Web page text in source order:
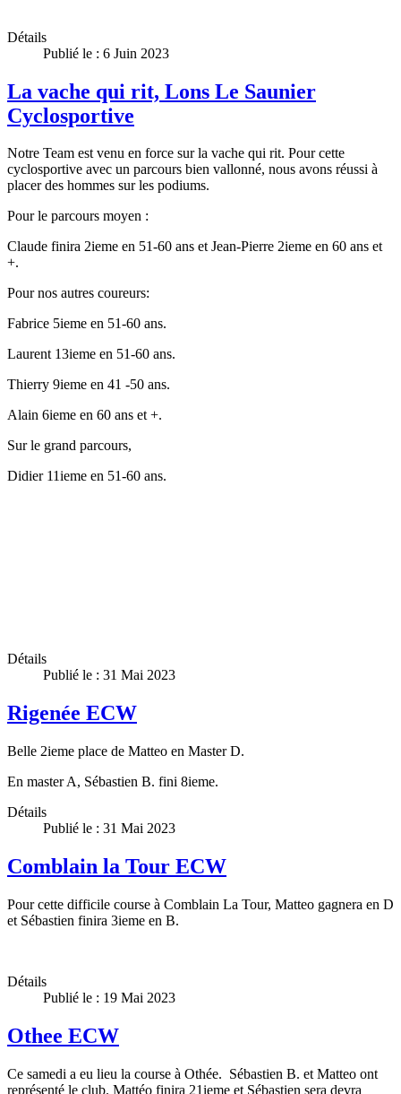
Détails
Publié le : 6 Juin 2023
La vache qui rit, Lons Le Saunier
Cyclosportive
Notre Team est venu en force sur la vache qui rit. Pour cette
cyclosportive avec un parcours bien vallonné, nous avons réussi à
placer des hommes sur les podiums.
Pour le parcours moyen :
Claude finira 2ieme en 51-60 ans et Jean-Pierre 2ieme en 60 ans et
+.
Pour nos autres coureurs:
Fabrice 5ieme en 51-60 ans.
Laurent 13ieme en 51-60 ans.
Thierry 9ieme en 41 -50 ans.
Alain 6ieme en 60 ans et +.
Sur le grand parcours,
Didier 11ieme en 51-60 ans.
Détails
Publié le : 31 Mai 2023
Rigenée ECW
Belle 2ieme place de Matteo en Master D.
En master A, Sébastien B. fini 8ieme.
Détails
Publié le : 31 Mai 2023
Comblain la Tour ECW
Pour cette difficile course à Comblain La Tour, Matteo gagnera en D
et Sébastien finira 3ieme en B.
Détails
Publié le : 19 Mai 2023
Othee ECW
Ce samedi a eu lieu la course à Othée. Sébastien B. et Matteo ont
représenté le club. Mattéo finira 21ieme et Sébastien sera devra